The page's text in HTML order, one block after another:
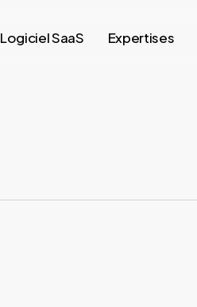
Logiciel SaaS Expertises